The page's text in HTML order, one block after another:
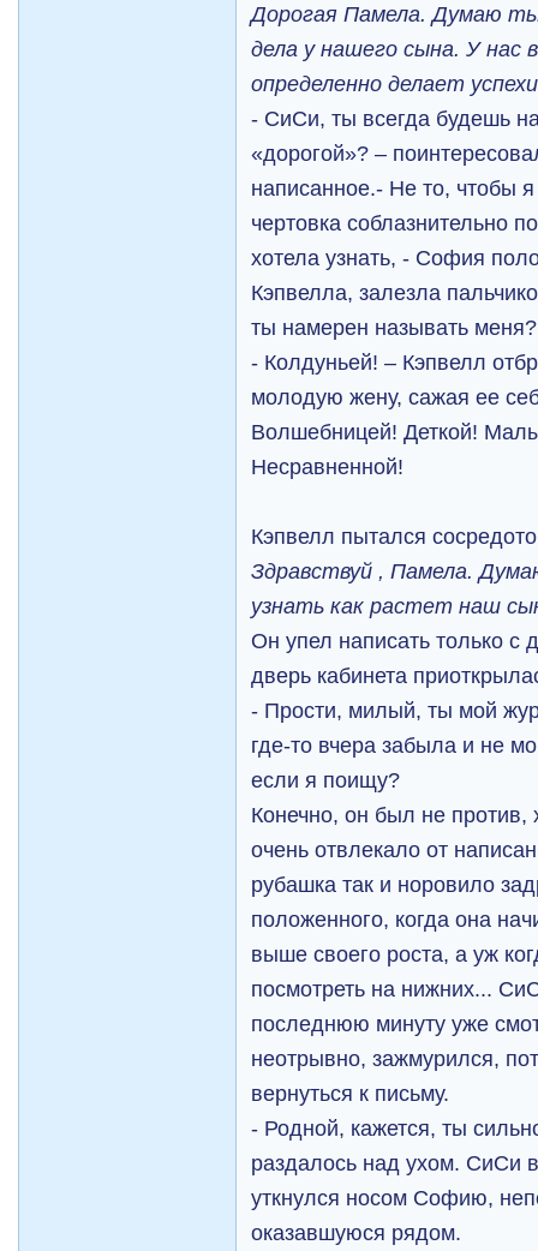
Дорогая Памела. Думаю
дела у нашего сына. У нас
определенно делает
- СиСи, ты всегда будешь
«дорогой»? –
написанное.- Не то, чтобы
чертовка соблазнительно
хотела узнать, - София
Кэпвелла, залезла
ты намерен называть меня?
- Колдуньей! – Кэпвелл
молодую жену, сажая ее
Волшебницей! Деткой!
Несравненной!
Кэпвелл пытался
Здравствуй , Памела.
узнать как растет наш
Он упел написать только с
дверь кабинета
- Прости, милый, ты мой
где-то вчера забыла и не
если я поищу?
Конечно, он был не против,
очень отвлекало от
рубашка так и норовило
положенного, когда она
выше своего роста, а уж
посмотреть на нижних...
последнюю минуту уже
неотрывно, зажмурился,
вернуться к письму.
- Родной, кажется, ты
раздалось над ухом. СиСи
уткнулся носом Софию,
оказавшуюся рядом.